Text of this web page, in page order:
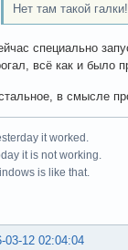
Нет там такой галки!
специально
всё как и было
в смысле
it worked.
it is not working.
is like that.
03-12 02:04:04